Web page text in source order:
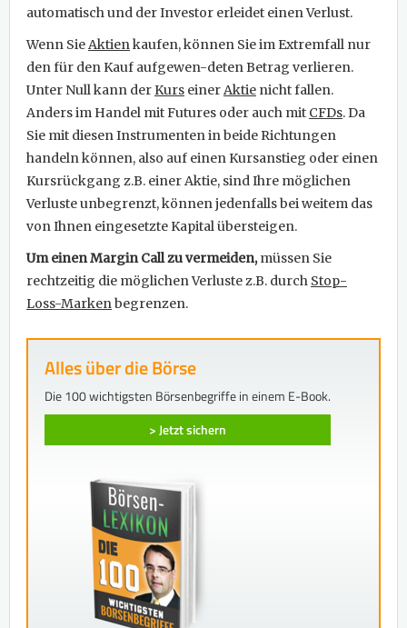
automatisch und der Investor erleidet einen Verlust.
Wenn SieAktienkaufen, können Sie im Extremfall nur
den für den Kauf aufgewen-deten Betrag verlieren.
Unter Null kann derKurs einerAktie nicht fallen.
Anders im Handel mit Futures oder auch mit CFDs. Da
Sie mit diesen Instrumenten in beide Richtungen
handeln können, also auf einen Kursanstieg oder einen
Kursrückgang z.B. einer Aktie, sind Ihre möglichen
Verluste unbegrenzt, können jedenfalls bei weitem das
von Ihnen eingesetzte Kapital übersteigen.
Um einen Margin Call zu vermeiden,müssen Sie
rechtzeitig die möglichen Verluste z.B. durch Stop-
Loss-Markenbegrenzen.
Alles über die Börse
Die 100 wichtigsten Börsenbegriffe in einem E-Book.
> Jetzt sichern